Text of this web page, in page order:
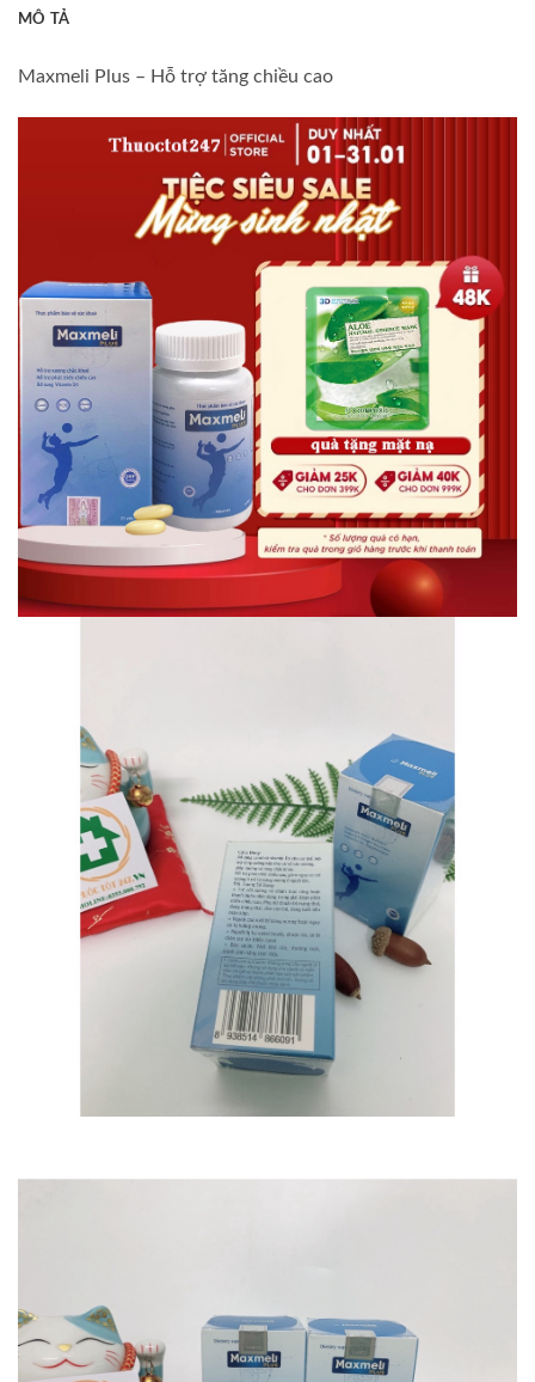
MÔ TẢ
Maxmeli Plus – Hỗ trợ tăng chiều cao